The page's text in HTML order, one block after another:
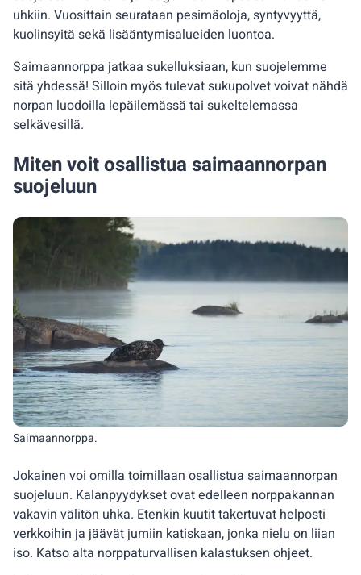
uhkiin. Vuosittain seurataan pesimäoloja, syntyvyyttä,
kuolinsyitä sekä lisääntymisalueiden luontoa.
Saimaannorppa jatkaa sukelluksiaan, kun suojelemme
sitä yhdessä! Silloin myös tulevat sukupolvet voivat nähdä
norpan luodoilla lepäilemässä tai sukeltelemassa
selkävesillä.
Miten voit osallistua saimaannorpan
suojeluun
Jokainen voi omilla toimillaan osallistua saimaannorpan
suojeluun. Kalanpyydykset ovat edelleen norppakannan
vakavin välitön uhka. Etenkin kuutit takertuvat helposti
verkkoihin ja jäävät jumiin katiskaan, jonka nielu on liian
iso. Katso alta norppaturvallisen kalastuksen ohjeet.
Saimaannorppa.